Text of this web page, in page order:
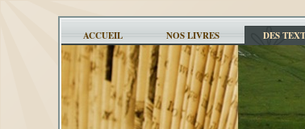
ACCUEIL NOS LIVRES DES